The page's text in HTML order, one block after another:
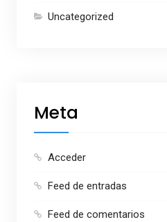
Uncategorized
Meta
Acceder
Feed de entradas
Feed de comentarios